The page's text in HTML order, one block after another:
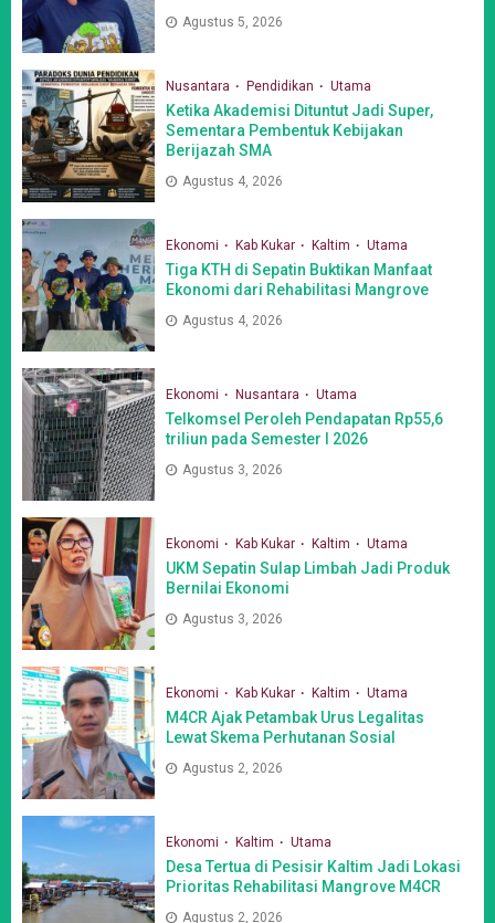
Agustus 5, 2026
Nusantara Pendidikan Utama
Ketika Akademisi Dituntut Jadi Super,
Sementara Pembentuk Kebijakan
Berijazah SMA
Agustus 4, 2026
Ekonomi Kab Kukar Kaltim Utama
Tiga KTH di Sepatin Buktikan Manfaat
Ekonomi dari Rehabilitasi Mangrove
Agustus 4, 2026
Ekonomi Nusantara Utama
Telkomsel Peroleh Pendapatan Rp55,6
triliun pada Semester I 2026
Agustus 3, 2026
Ekonomi Kab Kukar Kaltim Utama
UKM Sepatin Sulap Limbah Jadi Produk
Bernilai Ekonomi
Agustus 3, 2026
Ekonomi Kab Kukar Kaltim Utama
M4CR Ajak Petambak Urus Legalitas
Lewat Skema Perhutanan Sosial
Agustus 2, 2026
Ekonomi Kaltim Utama
Desa Tertua di Pesisir Kaltim Jadi Lokasi
Prioritas Rehabilitasi Mangrove M4CR
Agustus 2, 2026